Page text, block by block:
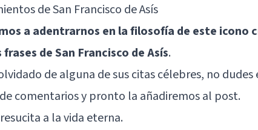
de San Francisco de Asís
a adentrarnos en la filosofía de este icono
de San Francisco de Asís.
de alguna de sus citas célebres, no dudes
comentarios y pronto la añadiremos al post.
a la vida eterna.